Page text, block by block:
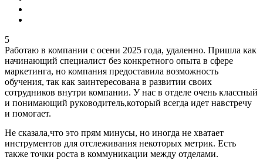
5
Работаю в компании с осени 2025 года, удаленно. Пришла как
начинающий специалист без конкретного опыта в сфере
маркетинга, но компания предоставила возможность
обучения, так как заинтересована в развитии своих
сотрудников внутри компании. У нас в отделе очень классный
и понимающий руководитель,который всегда идет навстречу
и помогает.
Не сказала,что это прям минусы, но иногда не хватает
инструментов для отслеживания некоторых метрик. Есть
также точки роста в коммуникации между отделами.